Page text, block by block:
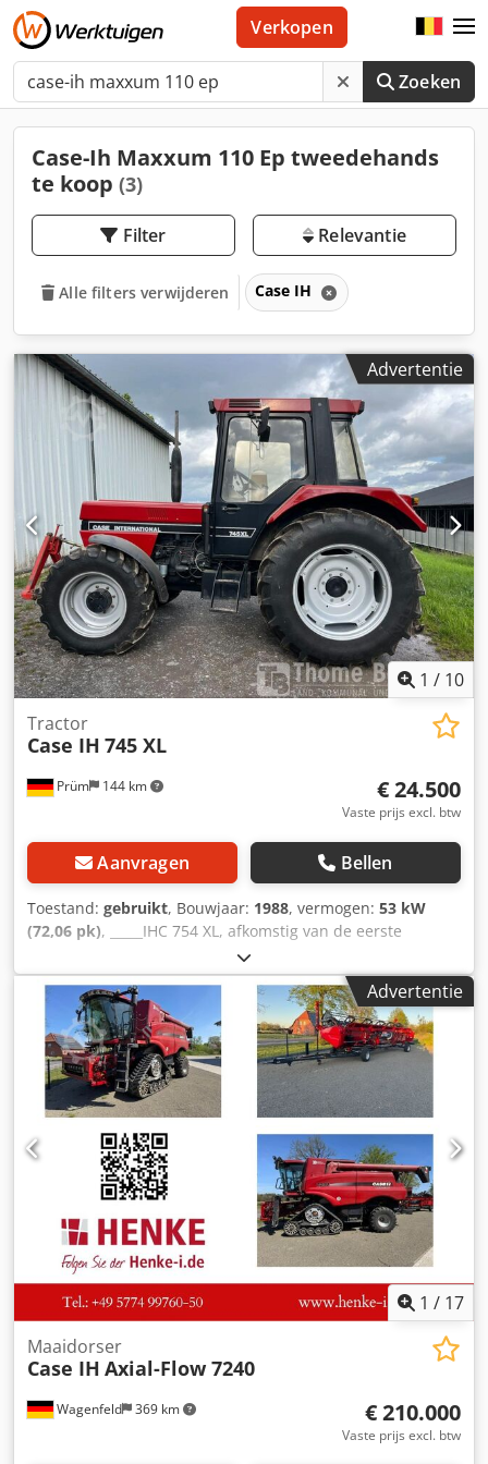
Zoeken
Verkopen
Case-Ih Maxxum 110 Ep tweedehands
te koop (3)
Filter Relevantie
Alle filters verwijderen Case IH
Advertentie
1 / 10
Prüm 144 km
Tractor
Case IH 745 XL
€ 24.500
Vaste prijs excl. btw
Aanvragen Bellen
Toestand: gebruikt, Bouwjaar: 1988, vermogen: 53 kW
(72,06 pk), _____IHC 754 XL, afkomstig van de eerste
eigenaar, in uitstekende staat. Bedrijfstijden: ca. 8.600 uur.
Bouwjaar: 1988. Voorste hefinrichting. Voorste aftakas.
Codjzdmutopfx Aikerf 30 km/u versnellingsbak. Prijs: €
24.500,00 (exclusief BTW). Locatie: null
Advertentie
1 / 17
Wagenfeld 369 km
Maaidorser
Case IH Axial-Flow 7240
€ 210.000
Vaste prijs excl. btw